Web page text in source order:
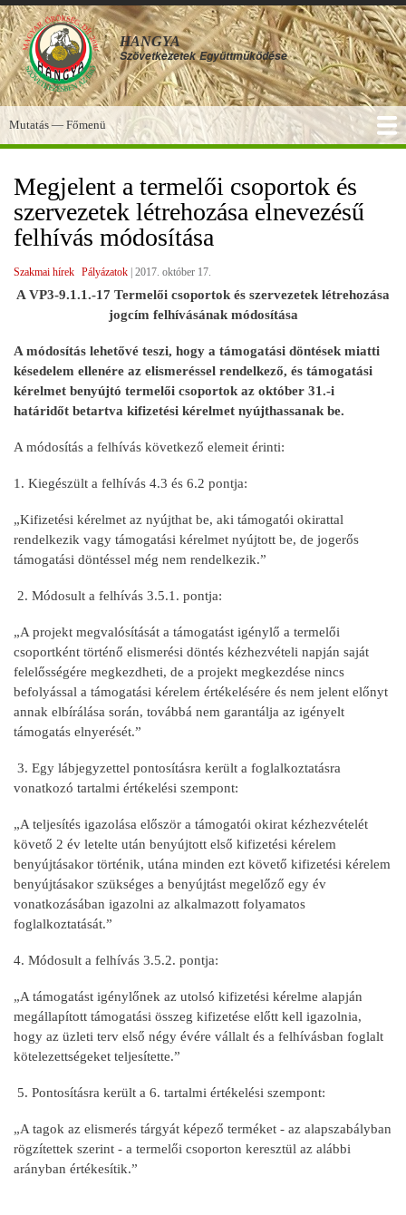
Ugrás
a
tartalomra
HANGYA
Szövetkezetek Együttműködése
Főmenü
Mutatás — Főmenü
Megjelent a termelői csoportok és
szervezetek létrehozása elnevezésű
felhívás módosítása
Szakmai hírek Pályázatok 2017. október 17.
A VP3-9.1.1.-17 Termelői csoportok és szervezetek létrehozása
jogcím felhívásának módosítása
A módosítás lehetővé teszi, hogy a támogatási döntések miatti
késedelem ellenére az elismeréssel rendelkező, és támogatási
kérelmet benyújtó termelői csoportok az október 31.-i
határidőt betartva kifizetési kérelmet nyújthassanak be.
A módosítás a felhívás következő elemeit érinti:
1. Kiegészült a felhívás 4.3 és 6.2 pontja:
„Kifizetési kérelmet az nyújthat be, aki támogatói okirattal
rendelkezik vagy támogatási kérelmet nyújtott be, de jogerős
támogatási döntéssel még nem rendelkezik.”
2. Módosult a felhívás 3.5.1. pontja:
„A projekt megvalósítását a támogatást igénylő a termelői
csoportként történő elismerési döntés kézhezvételi napján saját
felelősségére megkezdheti, de a projekt megkezdése nincs
befolyással a támogatási kérelem értékelésére és nem jelent előnyt
annak elbírálása során, továbbá nem garantálja az igényelt
támogatás elnyerését.”
3. Egy lábjegyzettel pontosításra került a foglalkoztatásra
vonatkozó tartalmi értékelési szempont:
„A teljesítés igazolása először a támogatói okirat kézhezvételét
követő 2 év letelte után benyújtott első kifizetési kérelem
benyújtásakor történik, utána minden ezt követő kifizetési kérelem
benyújtásakor szükséges a benyújtást megelőző egy év
vonatkozásában igazolni az alkalmazott folyamatos
foglalkoztatását.”
4. Módosult a felhívás 3.5.2. pontja:
„A támogatást igénylőnek az utolsó kifizetési kérelme alapján
megállapított támogatási összeg kifizetése előtt kell igazolnia,
hogy az üzleti terv első négy évére vállalt és a felhívásban foglalt
kötelezettségeket teljesítette.”
5. Pontosításra került a 6. tartalmi értékelési szempont:
„A tagok az elismerés tárgyát képező terméket - az alapszabályban
rögzítettek szerint - a termelői csoporton keresztül az alábbi
arányban értékesítik.”